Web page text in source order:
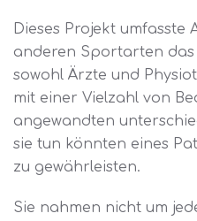
Dieses Projekt
anderen Sportarten
sowohl Ärzte und
mit einer Vielzahl von
angewandten
sie tun könnten eines
zu gewährleisten.
Sie nahmen nicht um